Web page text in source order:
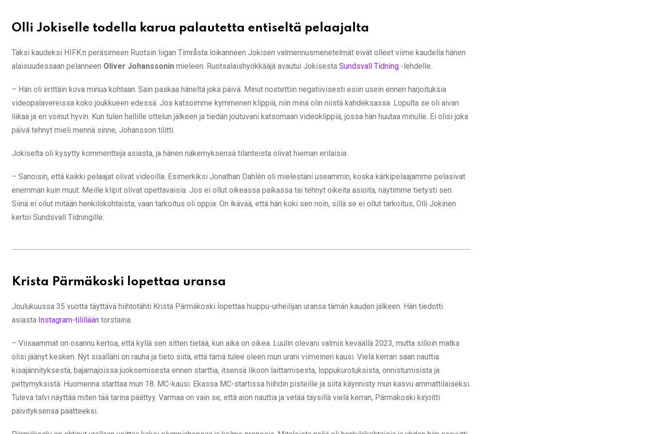
Olli Jokiselle todella karua palautetta entiseltä pelaajalta
Täksi kaudeksi HIFK:n peräsimeen Ruotsin liigan Timråsta loikanneen Jokisen valmennusmenetelmät eivät olleet viime kaudella hänen
alaisuudessaan pelanneen Oliver Johanssonin mieleen. Ruotsalaishyökkääjä avautui Jokisesta Sundsvall Tidning -lehdelle.
– Hän oli erittäin kova minua kohtaan. Sain paskaa häneltä joka päivä. Minut nostettiin negatiivisesti esiin usein ennen harjoituksia
videopalavereissa koko joukkueen edessä. Jos katsoimme kymmenen klippiä, niin minä olin niistä kahdeksassa. Lopulta se oli aivan
liikaa ja en voinut hyvin. Kun tulen hallille ottelun jälkeen ja tiedän joutuvani katsomaan videoklippiä, jossa hän huutaa minulle. Ei olisi joka
päivä tehnyt mieli mennä sinne, Johansson tilitti.
Jokiselta oli kysytty kommentteja asiasta, ja hänen näkemyksensä tilanteista olivat hieman erilaisia.
– Sanoisin, että kaikki pelaajat olivat videoilla. Esimerkiksi Jonathan Dahlén oli mielestäni useammin, koska kärkipelaajamme pelasivat
enemmän kuin muut. Meille klipit olivat opettavaisia. Jos ei ollut oikeassa paikassa tai tehnyt oikeita asioita, näytimme tietysti sen.
Siinä ei ollut mitään henkilökohtaista, vaan tarkoitus oli oppia. On ikävää, että hän koki sen noin, sillä se ei ollut tarkoitus, Olli Jokinen
kertoi Sundsvall Tidningille.
Krista Pärmäkoski lopettaa uransa
Joulukuussa 35 vuotta täyttävä hiihtotähti Krista Pärmäkoski lopettaa huippu-urheilijan uransa tämän kauden jälkeen. Hän tiedotti
asiasta Instagram-tilillään torstaina.
– Viisaammat on osannu kertoa, että kyllä sen sitten tietää, kun aika on oikea. Luulin olevani valmis keväällä 2023, mutta silloin matka
olisi jäänyt kesken. Nyt sisälläni on rauha ja tieto siitä, että tämä tulee oleen mun urani viimeinen kausi. Vielä kerran saan nauttia
kisajännityksestä, bajamajoissa juoksemisesta ennen starttia, itsensä likoon laittamisesta, loppukurotuksista, onnistumisista ja
pettymyksistä. Huomenna starttaa mun 18. MC-kausi. Ekassa MC-startissa hiihdin pisteille ja siitä käynnisty mun kasvu ammattilaiseksi.
Tuleva talvi näyttää miten tää tarina päättyy. Varmaa on vain se, että aion nauttia ja vetää täysillä vielä kerran, Pärmäkoski kirjoitti
päivityksensä päätteeksi.